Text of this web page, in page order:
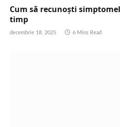
Cum să recunoști
timp
decembrie 18, 2025 6 Mins Read